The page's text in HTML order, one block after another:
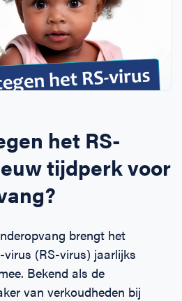
Onderwijs
voor (para-) medici
Pomp
vragen
offerte
Inloggenhet RS-
tijdperk voor
brengt het
(RS-virus) jaarlijks
Bekend als de
van verkoudheden bij